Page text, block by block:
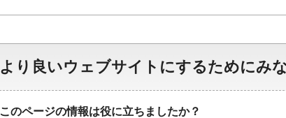
より良いウェブサイトにするためにみ
このページの情報は役に立ちましたか？